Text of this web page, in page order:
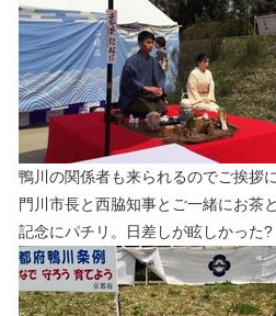
鴨川の関係者も来られるのでご挨拶
門川市長と西脇知事とご一緒にお茶
記念にパチリ。日差しが眩しかった?